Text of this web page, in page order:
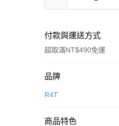
付款與運送方式
超取滿NT$490免運
付款方式
信用卡一次付款
品牌
R4T
商品特色